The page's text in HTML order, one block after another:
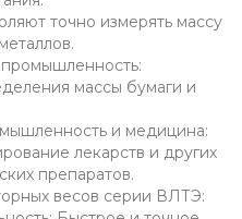
точно измерять массу
массы бумаги и
и медицина:
лекарств и других
препаратов.
весов серии ВЛТЭ: